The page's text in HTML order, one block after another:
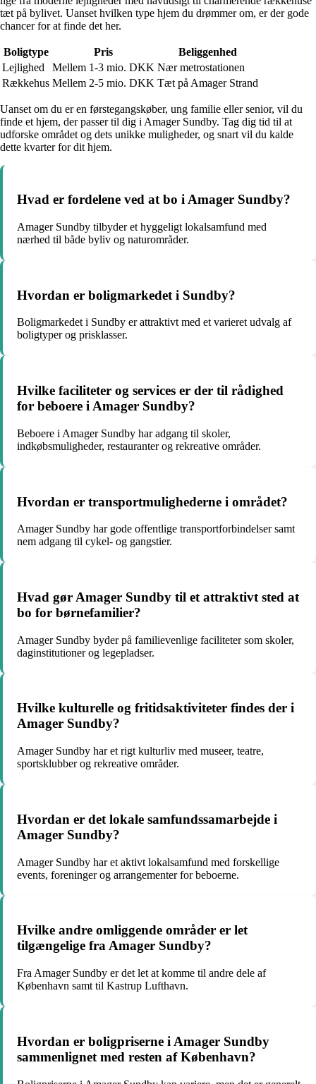
tæt på bylivet. Uanset hvilken type hjem du drømmer om, er der gode
chancer for at finde det her.
Boligtype Pris
Beliggenhed
Lejlighed
Mellem 1-3 mio. DKK Nær metrostationen
Rækkehus Mellem 2-5 mio. DKK Tæt på Amager Strand
Uanset om du er en førstegangskøber, ung familie eller senior, vil du
finde et hjem, der passer til dig i Amager Sundby. Tag dig tid til at
udforske området og dets unikke muligheder, og snart vil du kalde
dette kvarter for dit hjem.
Hvad er fordelene ved at bo i Amager Sundby?
Amager Sundby tilbyder et hyggeligt lokalsamfund med
nærhed til både byliv og naturområder.
Hvordan er boligmarkedet i Sundby?
Boligmarkedet i Sundby er attraktivt med et varieret udvalg af
boligtyper og prisklasser.
Hvilke faciliteter og services er der til rådighed
for beboere i Amager Sundby?
Beboere i Amager Sundby har adgang til skoler,
indkøbsmuligheder, restauranter og rekreative områder.
Hvordan er transportmulighederne i området?
Amager Sundby har gode offentlige transportforbindelser samt
nem adgang til cykel- og gangstier.
Hvad gør Amager Sundby til et attraktivt sted at
bo for børnefamilier?
Amager Sundby byder på familievenlige faciliteter som skoler,
daginstitutioner og legepladser.
Hvilke kulturelle og fritidsaktiviteter findes der i
Amager Sundby?
Amager Sundby har et rigt kulturliv med museer, teatre,
sportsklubber og rekreative områder.
Hvordan er det lokale samfundssamarbejde i
Amager Sundby?
Amager Sundby har et aktivt lokalsamfund med forskellige
events, foreninger og arrangementer for beboerne.
Hvilke andre omliggende områder er let
tilgængelige fra Amager Sundby?
Fra Amager Sundby er det let at komme til andre dele af
København samt til Kastrup Lufthavn.
Hvordan er boligpriserne i Amager Sundby
sammenlignet med resten af København?